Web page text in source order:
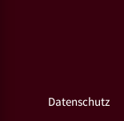
Datenschutz